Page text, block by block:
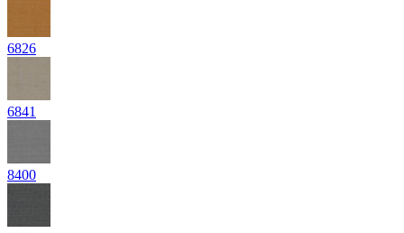
6826
6841
8400